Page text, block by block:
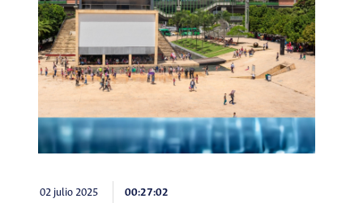
02 julio 2025 00:27:02